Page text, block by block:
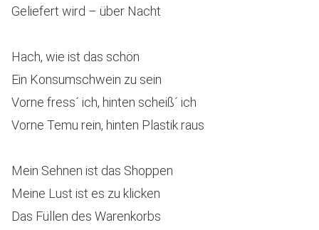
Geliefert wird – über Nacht
Hach, wie ist das schön
Ein Konsumschwein zu sein
Vorne fress´ ich, hinten scheiß´ ich
Vorne Temu rein, hinten Plastik raus
Mein Sehnen ist das Shoppen
Meine Lust ist es zu klicken
Das Füllen des Warenkorbs